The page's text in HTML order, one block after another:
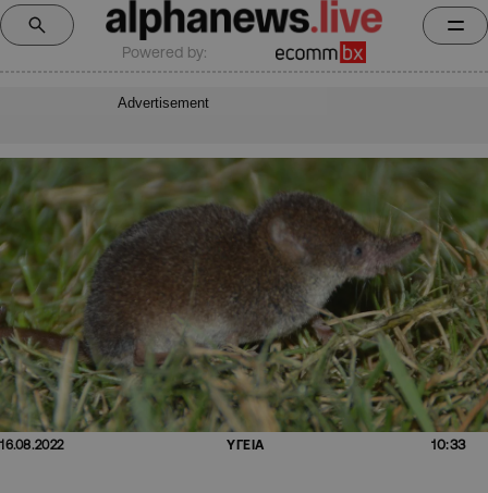
Powered by:
Advertisement
16.08.2022 ΥΓΕΙΑ 10:33